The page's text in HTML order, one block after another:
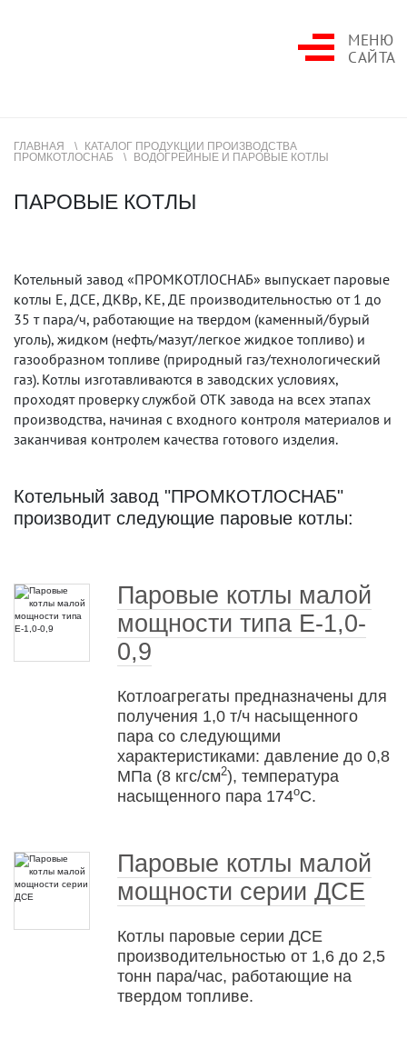
МЕНЮ
САЙТА
ГЛАВНАЯ
КАТАЛОГ ПРОДУКЦИИ ПРОИЗВОДСТВА
ПРОМКОТЛОСНАБ
ВОДОГРЕЙНЫЕ И ПАРОВЫЕ КОТЛЫ
ПАРОВЫЕ КОТЛЫ
Котельный завод «ПРОМКОТЛОСНАБ» выпускает паровые
котлы Е, ДСЕ, ДКВр, КЕ, ДЕ производительностью от 1 до
35 т пара/ч, работающие на твердом (каменный/бурый
уголь), жидком (нефть/мазут/легкое жидкое топливо) и
газообразном топливе (природный газ/технологический
газ). Котлы изготавливаются в заводских условиях,
проходят проверку службой ОТК завода на всех этапах
производства, начиная с входного контроля материалов и
заканчивая контролем качества готового изделия.
Котельный завод "ПРОМКОТЛОСНАБ"
производит следующие паровые котлы:
Паровые котлы малой
мощности типа Е-1,0-
0,9
Котлоагрегаты предназначены для
получения 1,0 т/ч насыщенного
пара со следующими
характеристиками: давление до 0,8
МПа (8 кгс/см2), температура
насыщенного пара 174оС.
Паровые котлы малой
мощности серии ДСЕ
Котлы паровые серии ДСЕ
производительностью от 1,6 до 2,5
тонн пара/час, работающие на
твердом топливе.